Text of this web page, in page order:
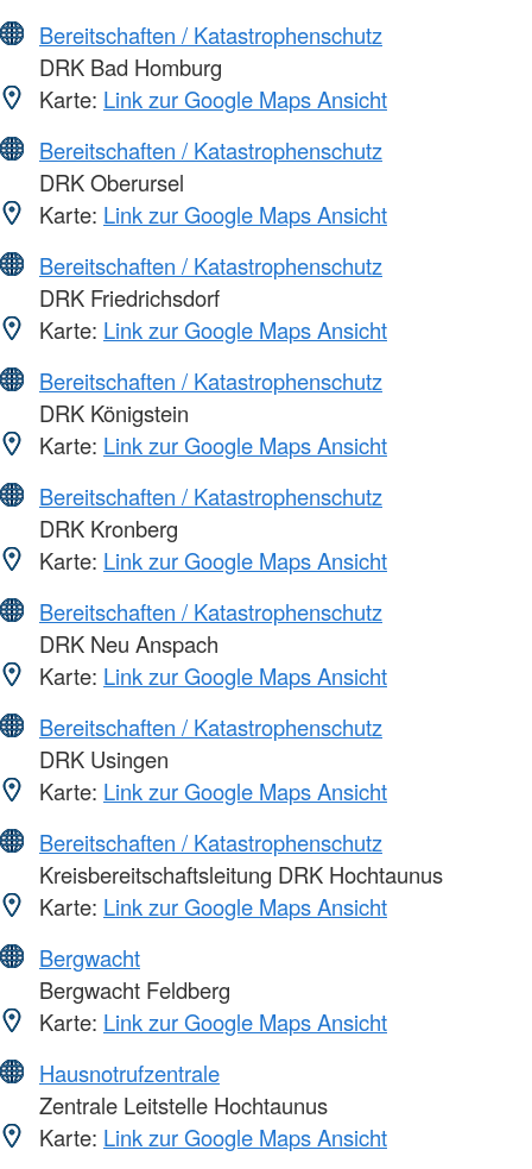
Bereitschaften / Katastrophenschutz
DRK Bad Homburg
Karte: Link zur Google Maps Ansicht
Bereitschaften / Katastrophenschutz
DRK Oberursel
Karte: Link zur Google Maps Ansicht
Bereitschaften / Katastrophenschutz
DRK Friedrichsdorf
Karte: Link zur Google Maps Ansicht
Bereitschaften / Katastrophenschutz
DRK Königstein
Karte: Link zur Google Maps Ansicht
Bereitschaften / Katastrophenschutz
DRK Kronberg
Karte: Link zur Google Maps Ansicht
Bereitschaften / Katastrophenschutz
DRK Neu Anspach
Karte: Link zur Google Maps Ansicht
Bereitschaften / Katastrophenschutz
DRK Usingen
Karte: Link zur Google Maps Ansicht
Bereitschaften / Katastrophenschutz
Kreisbereitschaftsleitung DRK Hochtaunus
Karte: Link zur Google Maps Ansicht
Bergwacht
Bergwacht Feldberg
Karte: Link zur Google Maps Ansicht
Hausnotrufzentrale
Zentrale Leitstelle Hochtaunus
Karte: Link zur Google Maps Ansicht